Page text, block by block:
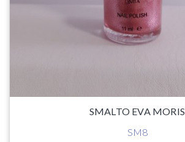
SMALTO EVA MORIS
SM8